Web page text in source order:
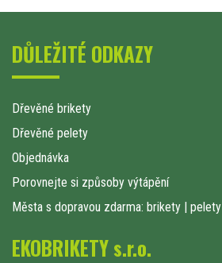
DŮLEŽITÉ ODKAZY
Dřevěné brikety
Dřevěné pelety
Objednávka
Porovnejte si způsoby výtápění
Města s dopravou zdarma: brikety | pelety
EKOBRIKETY s.r.o.